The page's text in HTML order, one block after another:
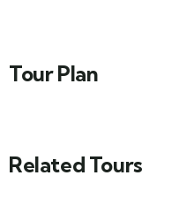
Tour Plan
Related Tours